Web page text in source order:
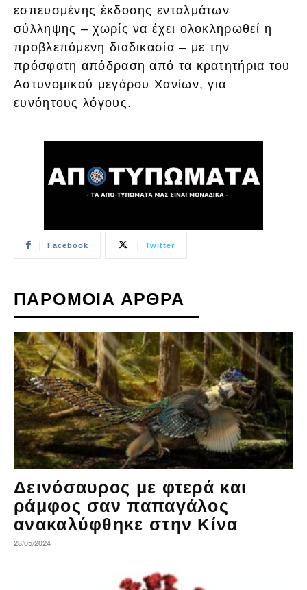
εσπευσμένης έκδοσης ενταλμάτων
σύλληψης – χωρίς να έχει ολοκληρωθεί η
προβλεπόμενη διαδικασία – με την
πρόσφατη απόδραση από τα κρατητήρια του
Αστυνομικού μεγάρου Χανίων, για
ευνόητους λόγους.
Facebook Twitter
ΠΑΡΟΜΟΙΑ ΑΡΘΡΑ
Δεινόσαυρος με φτερά και
ράμφος σαν παπαγάλος
ανακαλύφθηκε στην Κίνα
28/05/2024